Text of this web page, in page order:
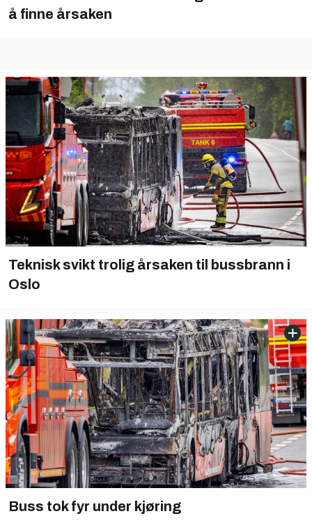
å finne årsaken
Teknisk svikt trolig årsaken til bussbrann i
Oslo
Buss tok fyr under kjøring